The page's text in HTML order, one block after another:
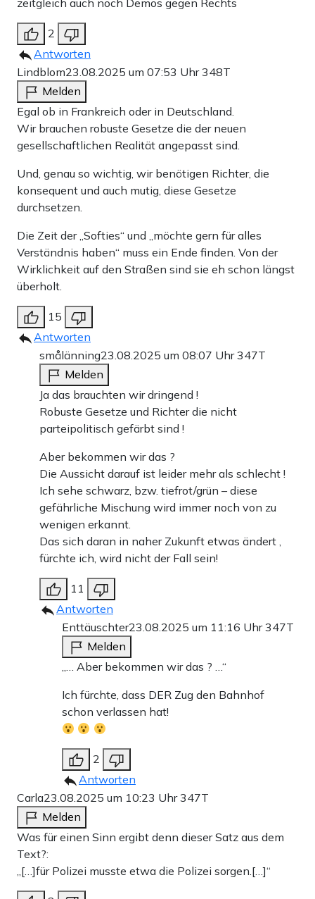
zeitgleich auch noch Demos gegen Rechts
2
Antworten
Lindblom23.08.2025 um 07:53 Uhr348T
Melden
Egal ob in Frankreich oder in Deutschland.
Wir brauchen robuste Gesetze die der neuen
gesellschaftlichen Realität angepasst sind.
Und, genau so wichtig, wir benötigen Richter, die
konsequent und auch mutig, diese Gesetze
durchsetzen.
Die Zeit der „Softies“ und „möchte gern für alles
Verständnis haben“ muss ein Ende finden. Von der
Wirklichkeit auf den Straßen sind sie eh schon längst
überholt.
15
Antworten
smålänning23.08.2025 um 08:07 Uhr347T
Melden
Ja das brauchten wir dringend !
Robuste Gesetze und Richter die nicht
parteipolitisch gefärbt sind !
Aber bekommen wir das ?
Die Aussicht darauf ist leider mehr als schlecht !
Ich sehe schwarz, bzw. tiefrot/grün – diese
gefährliche Mischung wird immer noch von zu
wenigen erkannt.
Das sich daran in naher Zukunft etwas ändert ,
fürchte ich, wird nicht der Fall sein!
11
Antworten
Enttäuschter23.08.2025 um 11:16 Uhr347T
Melden
„… Aber bekommen wir das ? …“
Ich fürchte, dass DER Zug den Bahnhof
schon verlassen hat!
2
Antworten
Carla23.08.2025 um 10:23 Uhr347T
Melden
Was für einen Sinn ergibt denn dieser Satz aus dem
Text?:
„[…]für Polizei musste etwa die Polizei sorgen.[…]“